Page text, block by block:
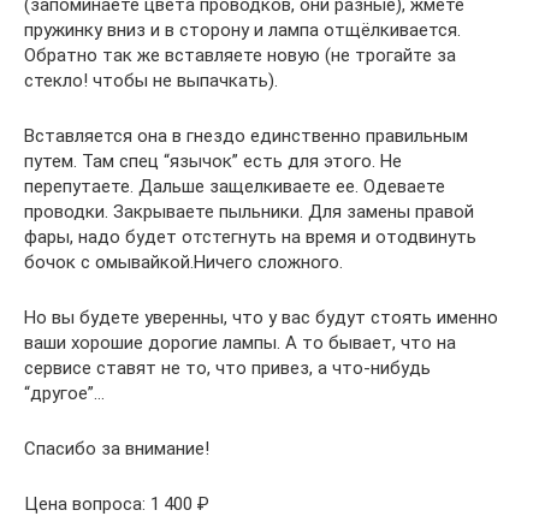
пружинку вниз и в сторону и лампа отщёлкивается.
Обратно так же вставляете новую (не трогайте за
стекло! чтобы не выпачкать).
Вставляется она в гнездо единственно правильным
путем. Там спец “язычок” есть для этого. Не
перепутаете. Дальше защелкиваете ее. Одеваете
проводки. Закрываете пыльники. Для замены правой
фары, надо будет отстегнуть на время и отодвинуть
бочок с омывайкой.Ничего сложного.
Но вы будете уверенны, что у вас будут стоять именно
ваши хорошие дорогие лампы. А то бывает, что на
сервисе ставят не то, что привез, а что-нибудь
“другое”…
Спасибо за внимание!
Цена вопроса: 1 400 ₽